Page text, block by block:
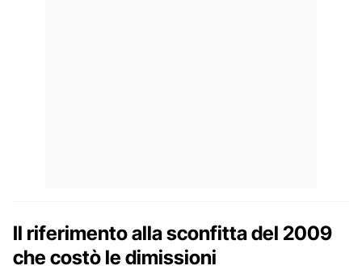
Il riferimento alla sconfitta del 2009
che costò le dimissioni